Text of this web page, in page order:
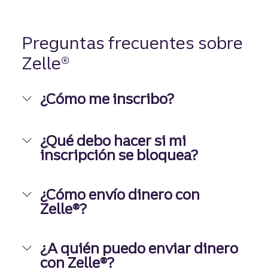
Preguntas frecuentes sobre
Zelle®
¿Cómo me inscribo?
¿Qué debo hacer si mi
inscripción se bloquea?
¿Cómo envío dinero con
Zelle®?
¿A quién puedo enviar dinero
con Zelle®?